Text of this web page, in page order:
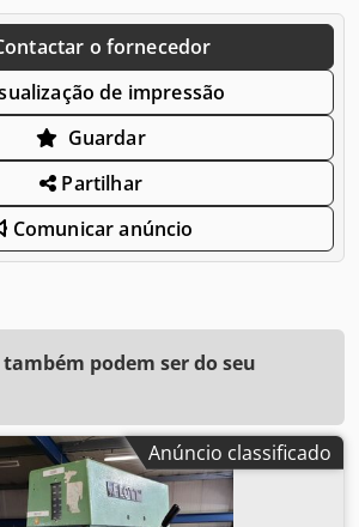
o fornecedor
de impressão
Guardar
Partilhar
Comunicar anúncio
podem ser do seu
Anúncio classificado